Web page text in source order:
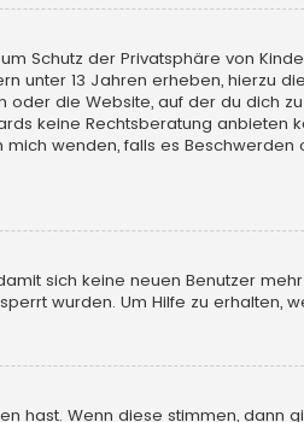
Schutz der Privatsphäre von
unter 13 Jahren erheben, hierzu
die Website, auf der du dich
keine Rechtsberatung anbieten
wenden, falls es
sich keine neuen Benutzer
wurden. Um Hilfe zu erhalten,
hast. Wenn diese stimmen, dann